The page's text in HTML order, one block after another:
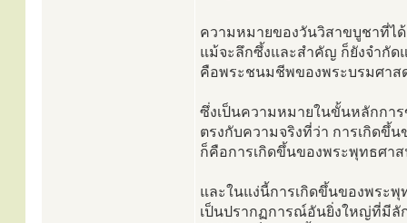
ความหมายของวันวิสาขบูชาที่ไ
แม้จะลึกซึ้งและสำคัญ ก็ยังจำกัด
คือพระชนมชีพของพระบรมศาส
ซึ่งเป็นความหมายในขั้นหลักกา
ตรงกับความจริงที่ว่า การเกิดขึ้น
ก็คือการเกิดขึ้นของพระพุทธศา
และในแง่นี้การเกิดขึ้นของพระ
เป็นปรากฏการณ์อันยิ่งใหญ่ที่มีลั